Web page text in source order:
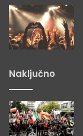
Naključno